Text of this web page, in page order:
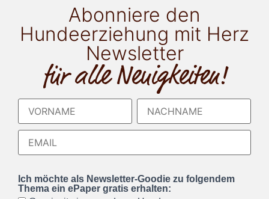
Abonniere den
Hundeerziehung mit Herz
Newsletter
für alle Neuigkeiten!
Ich möchte als Newsletter-Goodie zu folgendem
Thema ein ePaper gratis erhalten: